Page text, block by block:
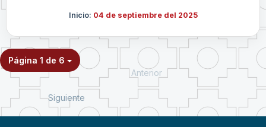
Inicio: 04 de septiembre del 2025
Página 1 de 6
Anterior
Siguiente